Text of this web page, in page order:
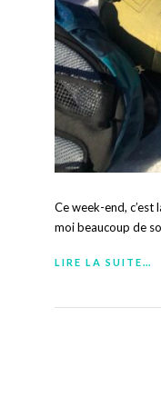
Ce week-end,
moi beaucoup de
LIRE LA SUITE…